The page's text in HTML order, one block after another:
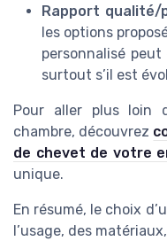
Rapport qualité/
les options
personnalisé
surtout s’il est
Pour aller plus loin
chambre, découvrez
de chevet de votre
unique.
En résumé, le choix
l’usage, des